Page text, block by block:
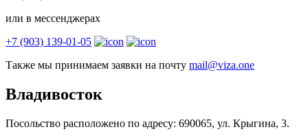
или в мессенджерах
+7 (903) 139-01-05
Также мы принимаем заявки на почту mail@viza.one
Владивосток
Посольство расположено по адресу: 690065, ул. Крыгина, 3.